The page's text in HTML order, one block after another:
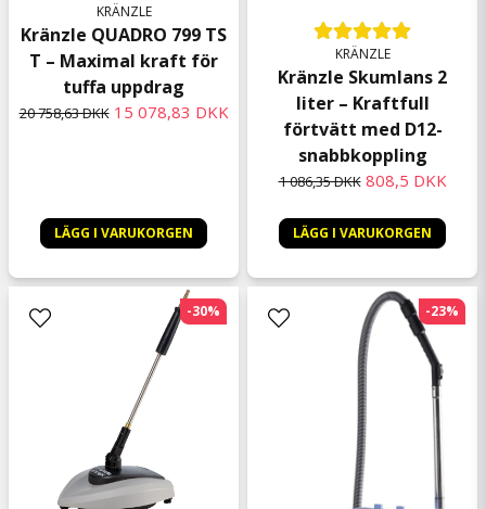
KRÄNZLE
Kränzle QUADRO 799 TS
T – Maximal kraft för
tuffa uppdrag
20 758,63 DKK 15 078,83 DKK
LÄGG I VARUKORGEN
KRÄNZLE
Kränzle Skumlans 2
liter – Kraftfull
förtvätt med D12-
snabbkoppling
1 086,35 DKK 808,5 DKK
LÄGG I VARUKORGEN
-30% -23%